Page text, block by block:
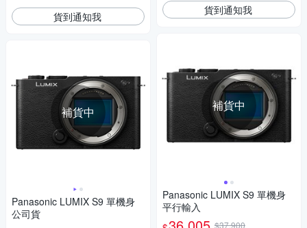
貨到通知我
補貨中
Panasonic LUMIX S9 單機身
公司貨
貨到通知我
補貨中
Panasonic LUMIX S9 單機身
平行輸入
$37,900